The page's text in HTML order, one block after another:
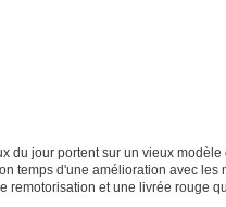
du jour portent sur un vieux
temps d'une amélioration avec les
remotorisation et une livrée rouge